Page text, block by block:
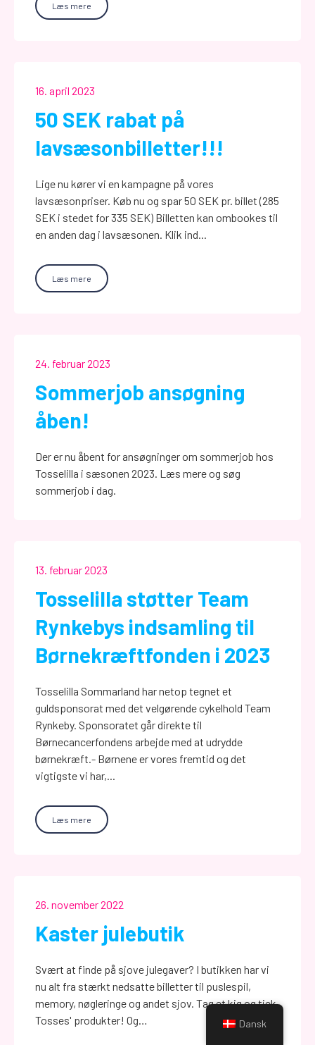
Læs mere
16. april 2023
50 SEK rabat på
lavsæsonbilletter!!!
Lige nu kører vi en kampagne på vores
lavsæsonpriser. Køb nu og spar 50 SEK pr. billet (285
SEK i stedet for 335 SEK) Billetten kan ombookes til
en anden dag i lavsæsonen. Klik ind...
Læs mere
24. februar 2023
Sommerjob ansøgning
åben!
Der er nu åbent for ansøgninger om sommerjob hos
Tosselilla i sæsonen 2023. Læs mere og søg
sommerjob i dag.
13. februar 2023
Tosselilla støtter Team
Rynkebys indsamling til
Børnekræftfonden i 2023
Tosselilla Sommarland har netop tegnet et
guldsponsorat med det velgørende cykelhold Team
Rynkeby. Sponsoratet går direkte til
Børnecancerfondens arbejde med at udrydde
børnekræft.- Børnene er vores fremtid og det
vigtigste vi har,...
Læs mere
26. november 2022
Kaster julebutik
Svært at finde på sjove julegaver? I butikken har vi
nu alt fra stærkt nedsatte billetter til puslespil,
memory, nøgleringe og andet sjov. Tag et kig og tjek
Tosses' produkter! Og…
Dansk